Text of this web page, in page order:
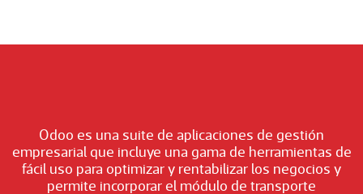
Odoo es una suite de aplicaciones de gestión
empresarial que incluye una gama de herramientas de
fácil uso para optimizar y rentabilizar los negocios y
permite incorporar el módulo de transporte